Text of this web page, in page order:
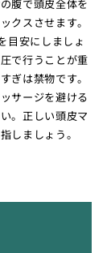
腹で頭皮全体を
クスさせます。
目安にしましょ
で行うことが重
ぎは禁物です。
サージを避ける
。正しい頭皮マ
しましょう。